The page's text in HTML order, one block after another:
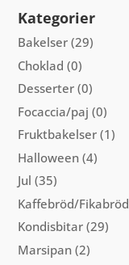
Kategorier
Bakelser (29)
Choklad (0)
Desserter (0)
Focaccia/paj (0)
Fruktbakelser (1)
Halloween (4)
Jul (35)
Kaffebröd/Fikabröd
Kondisbitar (29)
Marsipan (2)